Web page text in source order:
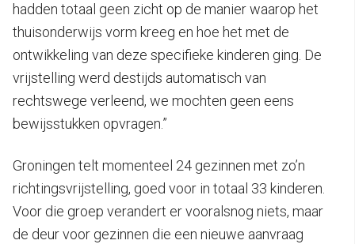
hadden totaal geen zicht op de manier waarop het
thuisonderwijs vorm kreeg en hoe het met de
ontwikkeling van deze specifieke kinderen ging. De
vrijstelling werd destijds automatisch van
rechtswege verleend, we mochten geen eens
bewijsstukken opvragen.”
Groningen telt momenteel 24 gezinnen met zo’n
richtingsvrijstelling, goed voor in totaal 33 kinderen.
Voor die groep verandert er vooralsnog niets, maar
de deur voor gezinnen die een nieuwe aanvraag